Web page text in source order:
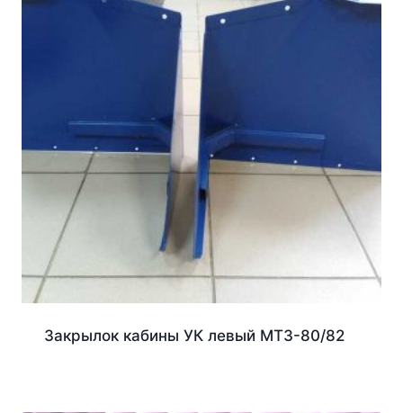
Закрылок кабины УК левый МТЗ-80/82